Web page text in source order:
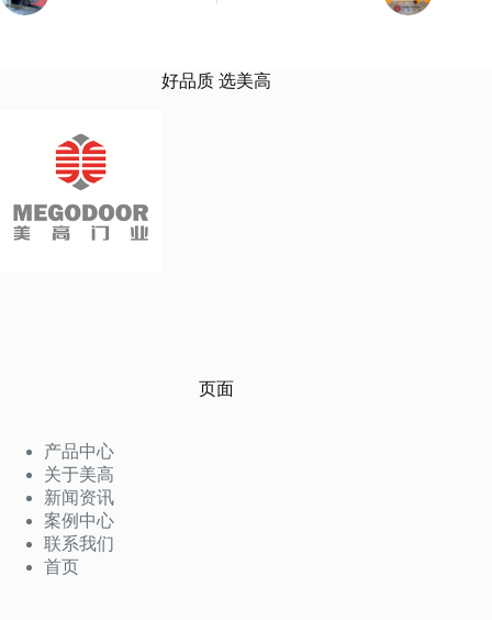
好品质 选美高
页面
产品中心
关于美高
新闻资讯
案例中心
联系我们
首页